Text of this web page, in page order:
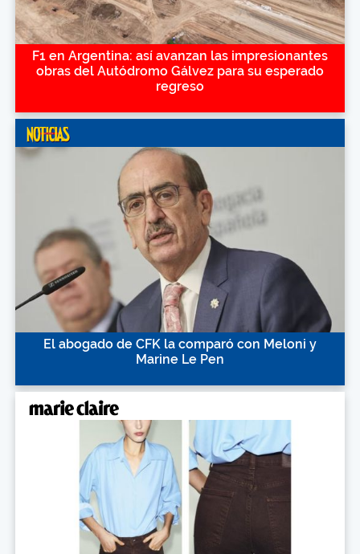
F1 en Argentina: así avanzan las impresionantes
obras del Autódromo Gálvez para su esperado
regreso
El abogado de CFK la comparó con Meloni y
Marine Le Pen